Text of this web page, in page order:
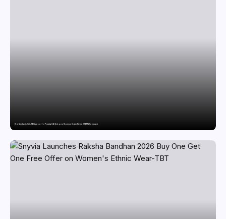
Paul Merchants Gets RBI Approval for Perpetual AD Category-II Licence Under Revised FEMA Framework